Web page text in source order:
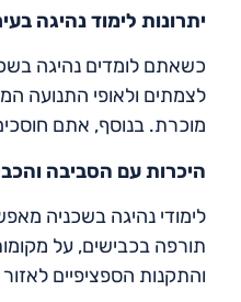
יתרונות לימוד נהיגה
כשאתם לומדים נהיגה
לצמתים ולאופי התנועה
מוכרת. בנוסף, אתם
היכרות עם הסביבה
לימודי נהיגה בשכניה
תורפה בכבישים, על
והתקנות הספציפיים